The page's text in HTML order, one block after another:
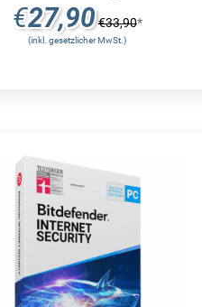
€27,90€33,90*
(inkl. gesetzlicher MwSt.)